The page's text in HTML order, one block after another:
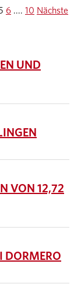
6 .... 10 Nächste
UND
VON 12,72
DORMERO